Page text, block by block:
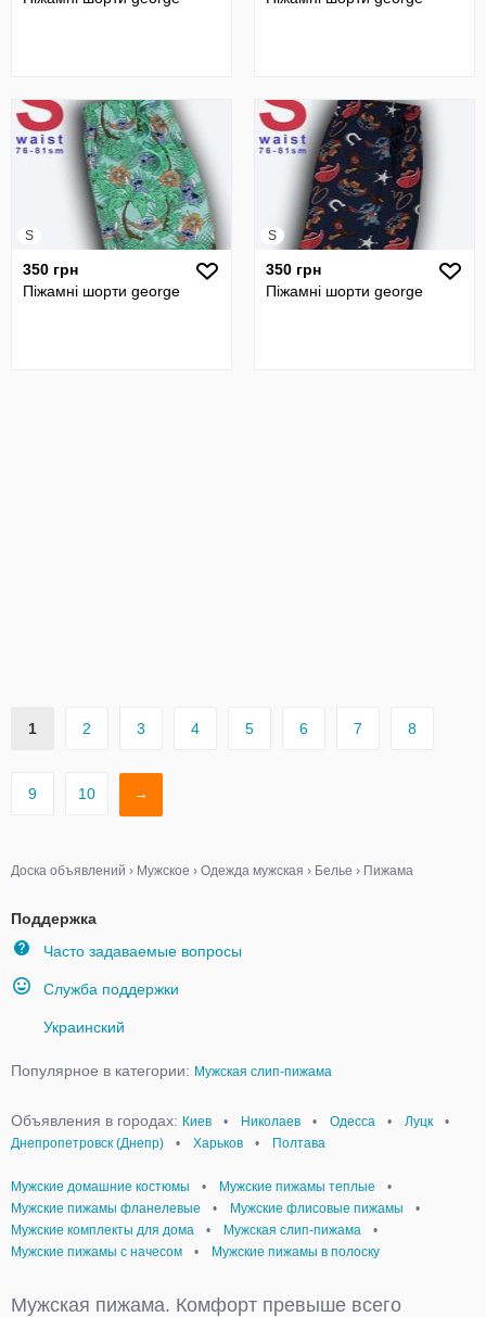
S
350 грн
Піжамні шорти george
S
350 грн
Піжамні шорти george
1 2 3 4 5 6 7 8
9 10 →
Доска объявлений › Мужское › Одежда мужская › Белье › Пижама
Поддержка
Часто задаваемые вопросы
Служба поддержки
Украинский
Популярное в категории: Мужская слип-пижама
Объявления в городах: Киев • Николаев • Одесса • Луцк
•
Днепропетровск (Днепр)
• Харьков • Полтава
Мужские домашние костюмы • Мужские пижамы теплые
•
Мужские пижамы фланелевые
• Мужские флисовые пижамы
•
Мужские комплекты для дома
• Мужская слип-пижама
•
Мужские пижамы с начесом
• Мужские пижамы в полоску
Мужская пижама. Комфорт превыше всего